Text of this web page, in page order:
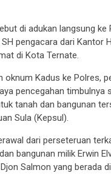
di adukan langsung ke
pengacara dari Kantor
di Kota Ternate.
oknum Kadus ke Polres,
pencegahan timbulnya
tanah dan bangunan
Sula (Kepsul).
dari perseteruan
bangunan milik Erwin
Salmon yang berada